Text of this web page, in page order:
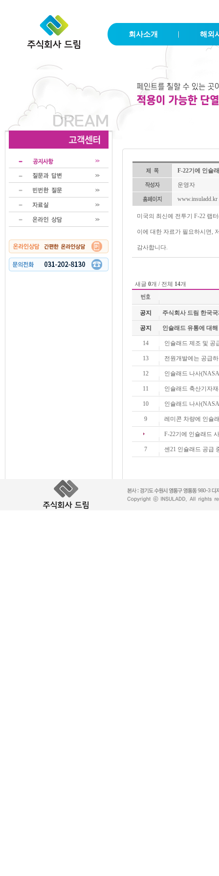
회사소개 해외
F-22기에 인슐
운영자
www.insuladd.kr
미국의 최신예 전투기 F-22 랩
이에 대한 자료가 필요하시면,
감사합니다.
새글 0개 / 전체 14개
공지 주식회사 드림 한국
공지 인슐래드 유통에 대
14 인슐래드 제조 및 공
13 전원개발에는 공급
12 인슐래드 나사
11 인슐래드 축산기자
10 인슐래드 나사
9 레미콘 차량에 인슐
F-22기에 인슐래드
7 센21 인슐래드 공급